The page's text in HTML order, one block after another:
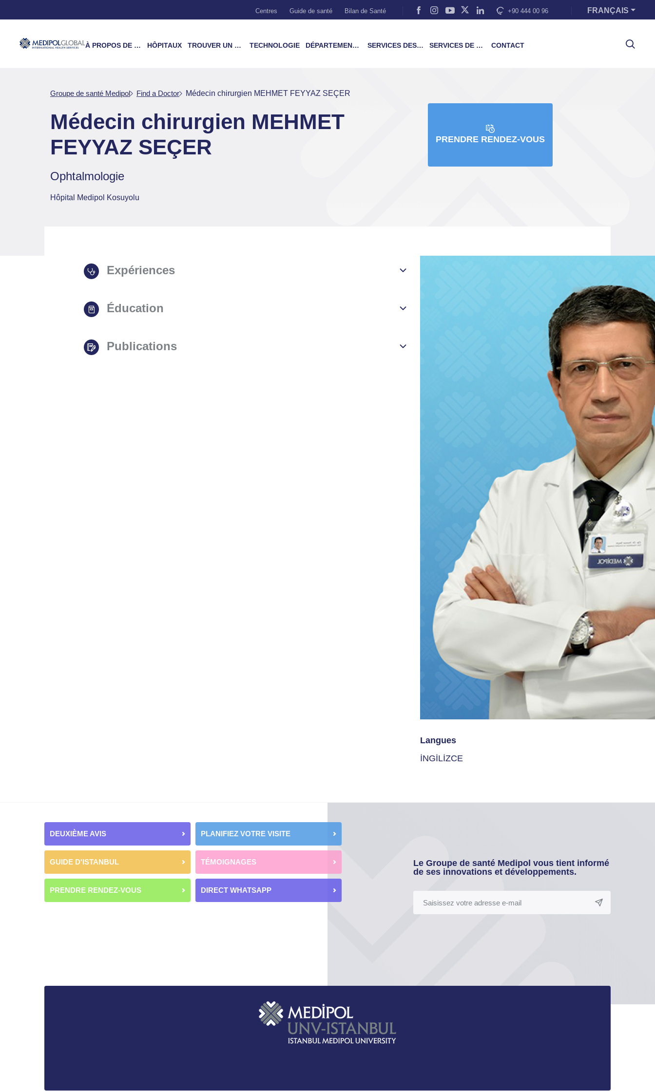
Centres Guide de santé Bilan de Santé +90 444 00 96 FRANÇAIS
À PROPOS DE NOUS HÔPITAUX TROUVER UN MÉDECIN TECHNOLOGIE DÉPARTEMENTS & TRAITEMENTS SERVICES DES PATIENTS SERVICES DE FORMATION CONTACT
Groupe de santé Medipol Find a Doctor Médecin chirurgien MEHMET FEYYAZ SEÇER
Médecin chirurgien MEHMET
FEYYAZ SEÇER
Ophtalmologie
Hôpital Medipol Kosuyolu
PRENDRE RENDEZ-VOUS
Langues
İNGİLİZCE
Expériences
Éducation
Publications
DEUXIÈME AVIS PLANIFIEZ VOTRE VISITE
GUIDE D'ISTANBUL TÉMOIGNAGES
PRENDRE RENDEZ-VOUS DIRECT WHATSAPP
Le Groupe de santé Medipol vous tient informé
de ses innovations et développements.